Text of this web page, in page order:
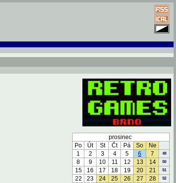
prosinec
Po
Út St Čt Pá So
Ne
1
2 3 4 5 6 7 49
8 9 10 11 12 13 14 50
15 16 17 18 19 20 21 51
22 23 24 25 26 27 28 52